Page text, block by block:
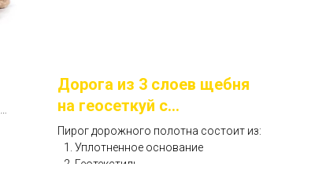
Дорога из 3 слоев щебня
на геосеткуй с
расклинцовкой. Вариант
“Улучшенный” №6
Пирог дорожного полотна состоит из:
Уплотненное основание
Геотекстиль